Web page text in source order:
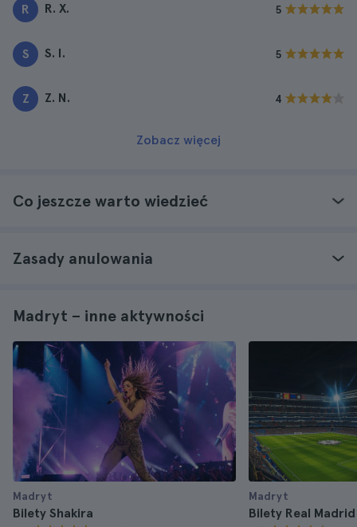
R R. X. 5
S S. I. 5
Z Z. N. 4
Zobacz więcej
Co jeszcze warto wiedzieć
Zasady anulowania
Madryt – inne aktywności
Madryt
Bilety Shakira
Madryt
Bilety Real Madrid